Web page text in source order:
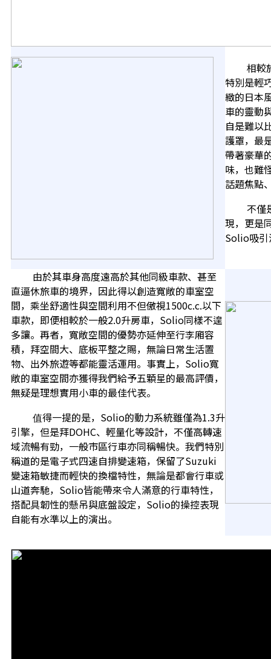
相較於
特別是輕
緻的日本
車的靈動
自是難以
護罩，最
帶著豪華
味，也難
話題焦點
不僅是
現，更是
Solio吸引
由於其車身高度遠高於其他同級車款、甚至
直逼休旅車的境界，因此得以創造寬敞的車室空
間，乘坐舒適性與空間利用不但傲視1500c.c.以下
車款，即便相較於一般2.0升房車，Solio同樣不遑
多讓。再者，寬敞空間的優勢亦延伸至行李廂容
積，拜空間大、底板平整之賜，無論日常生活置
物、出外旅遊等都能靈活運用。事實上，Solio寬
敞的車室空間亦獲得我們給予五顆星的最高評價，
無疑是理想實用小車的最佳代表。
值得一提的是，Solio的動力系統雖僅為1.3升
引擎，但是拜DOHC、輕量化等設計，不僅高轉速
域流暢有勁，一般市區行車亦同稱暢快。我們特別
稱道的是電子式四速自排變速箱，保留了Suzuki
變速箱敏捷而輕快的換檔特性，無論是都會行車或
山道奔馳，Solio皆能帶來令人滿意的行車特性，
搭配具韌性的懸吊與底盤設定，Solio的操控表現
自能有水準以上的演出。